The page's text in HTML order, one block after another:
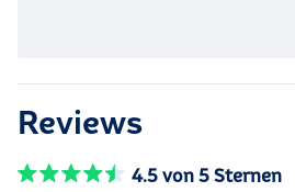
Ruten ans Wasser gehen
Reviews
4.5 von 5 Sternen